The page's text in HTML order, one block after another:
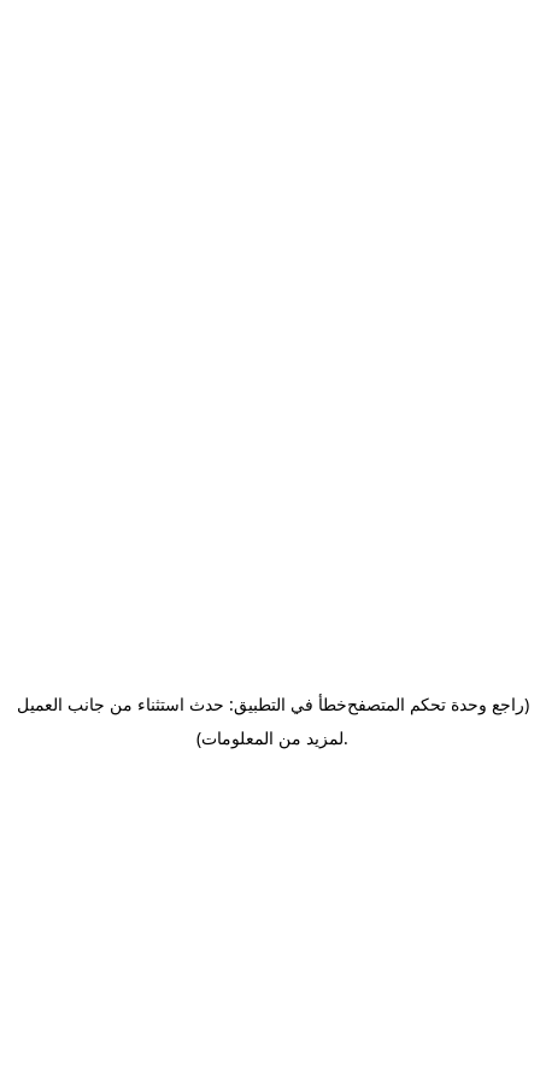
خطأ في التطبيق: حدث استثناء من جانب العميل(راجع وحدة تحكم المتصفح
لمزيد من المعلومات).